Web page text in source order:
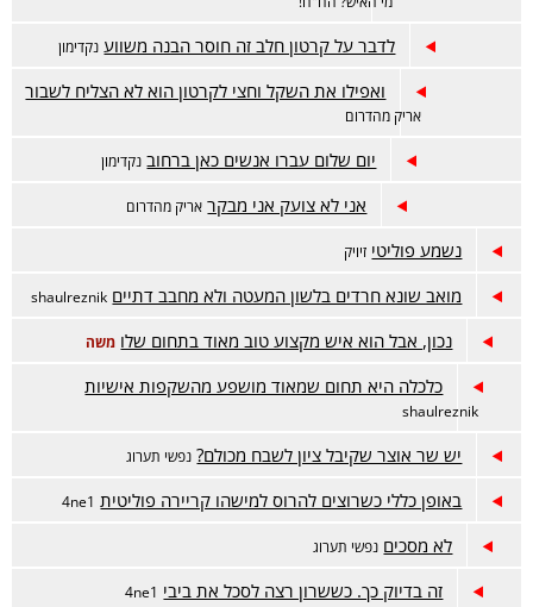
לדבר על קרטון חלב זה חוסר הבנה משווע נקדימון
ואפילו את השקל וחצי לקרטון הוא לא הצליח לשבור
אריק מהדרום
יום שלום עברו אנשים כאן ברחוב נקדימון
אני לא צועק אני מבקר אריק מהדרום
נשמע פוליטי זיויק
מואב שונא חרדים בלשון המעטה ולא מחבב דתיים shaulreznik
נכון, אבל הוא איש מקצוע טוב מאוד בתחום שלו משה
כלכלה היא תחום שמאוד מושפע מהשקפות אישיות
shaulreznik
יש שר אוצר שקיבל ציון לשבח מכולם? נפשי תערוג
באופן כללי כשרוצים להרוס למישהו קריירה פוליטית 4ne1
לא מסכים נפשי תערוג
זה בדיוק כך. כששרון רצה לסכל את ביבי 4ne1